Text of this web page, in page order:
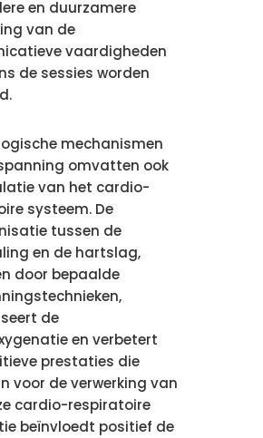
en duurzamere
van de
vaardigheden
de sessies worden
mechanismen
omvatten ook
van het cardio-
systeem. De
tussen de
en de hartslag,
door bepaalde
de
en verbetert
prestaties die
voor de verwerking van
cardio-respiratoire
beïnvloedt positief de